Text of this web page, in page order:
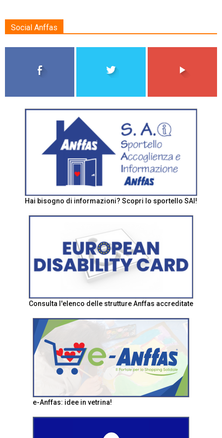
Social Anffas
Hai bisogno di informazioni? Scopri lo sportello SAI!
Consulta l'elenco delle strutture Anffas accreditate
e-Anffas: idee in vetrina!